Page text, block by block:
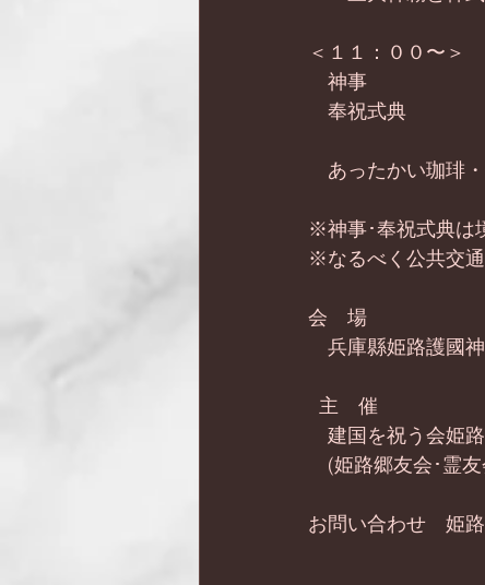
＜１１：００〜＞
神事
奉祝式典
あったかい珈琲
※神事･奉祝式典は
※なるべく公共交通
会　場
兵庫縣姫路護國
  主　催
建国を祝う会姫
(姫路郷友会･霊友
お問い合わせ　姫